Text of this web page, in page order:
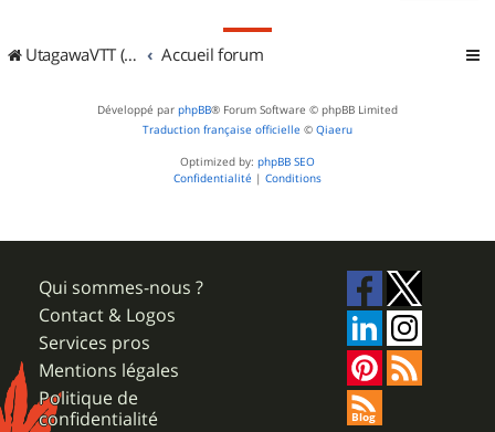
UtagawaVTT (Randos VTT et VTTAE avec traces GPS) Accueil forum
Développé par phpBB® Forum Software © phpBB Limited
Traduction française officielle © Qiaeru
Optimized by: phpBB SEO
Confidentialité | Conditions
Qui sommes-nous ?
Contact & Logos
Services pros
Mentions légales
Politique de
confidentialité